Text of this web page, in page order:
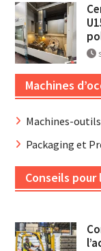
Machines
Machines-outils
Packaging et
Conseils